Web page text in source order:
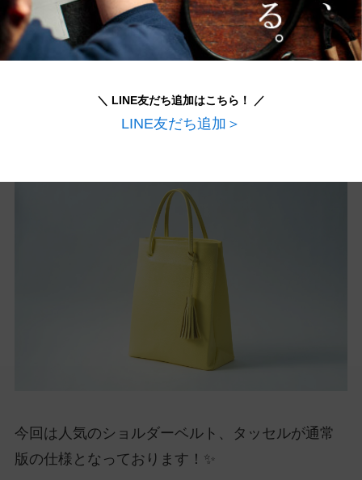
い。
して型紙、芯材、革の厚みに試行錯誤をしてよう
やくたどりついたカタチです。
今回は人気のショルダーベルト、タッセルが通常
版の仕様となっております！✨
＼ LINE友だち追加はこちら！ ／
LINE友だち追加＞